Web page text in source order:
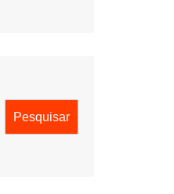
Pesquisar